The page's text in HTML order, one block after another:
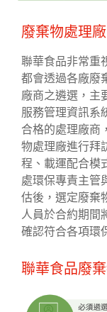
廢棄物處理
聯華食品非常重
都會透過各廠廢
廠商之遴選，主
服務管理資訊系
合格的處理廠商
物處理廠進行拜
程、載運配合模
處環保專責主管
估後，選定廢棄
人員於合約期間
確認符合各項環
聯華食品廢